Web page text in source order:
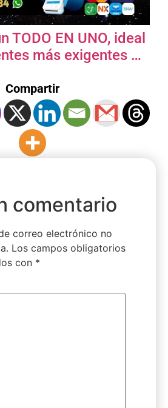
TODO EN UNO, ideal
más exigentes …
Compartir
comentario
correo electrónico no
Los campos obligatorios
con *